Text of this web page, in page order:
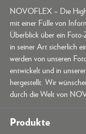
NOVOFLEX – Die
mit einer Fülle von
Überblick über ein
in seiner Art sicherlich
werden von unseren
entwickelt und in
hergestellt. Wir
durch die Welt von
Produkte